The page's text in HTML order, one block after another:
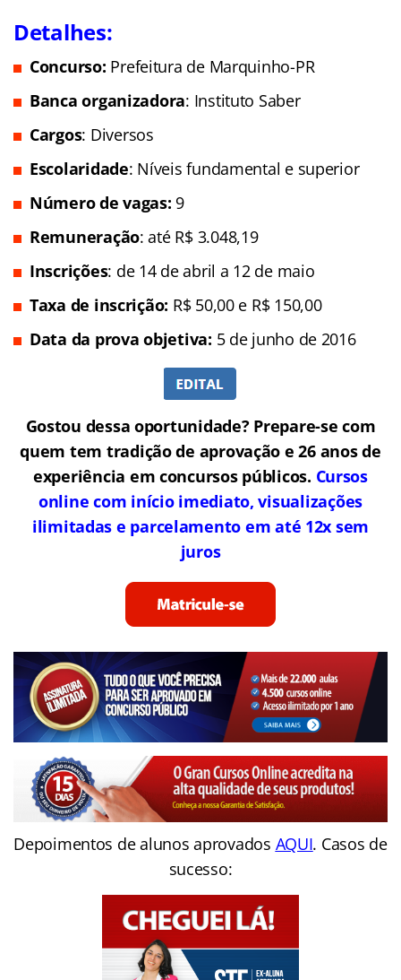
Detalhes:
Concurso: Prefeitura de Marquinho-PR
Banca organizadora: Instituto Saber
Cargos: Diversos
Escolaridade: Níveis fundamental e superior
Número de vagas: 9
Remuneração: até R$ 3.048,19
Inscrições: de 14 de abril a 12 de maio
Taxa de inscrição: R$ 50,00 e R$ 150,00
Data da prova objetiva: 5 de junho de 2016
Gostou dessa oportunidade? Prepare-se com
quem tem tradição de aprovação e 26 anos de
experiência em concursos públicos. Cursos
online com início imediato, visualizações
ilimitadas e parcelamento em até 12x sem
juros
Depoimentos de alunos aprovados AQUI. Casos de
sucesso: